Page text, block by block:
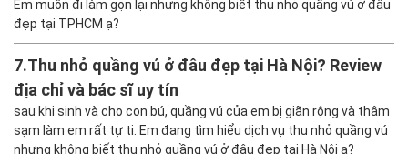
6.Thu nhỏ quầng vú ở đâu đẹp tại TPHCM? Review
địa chỉ được nhiều khách hàng lựa chọn
Sau khi sinh em bé thứ hai, quầng vú của em bị dãn rộng, thâm
sạm và trông rất mất cân đối làm em rất tự ti trước mặt chồng.
Em muốn đi làm gọn lại nhưng không biết thu nhỏ quầng vú ở đâu
đẹp tại TPHCM ạ?